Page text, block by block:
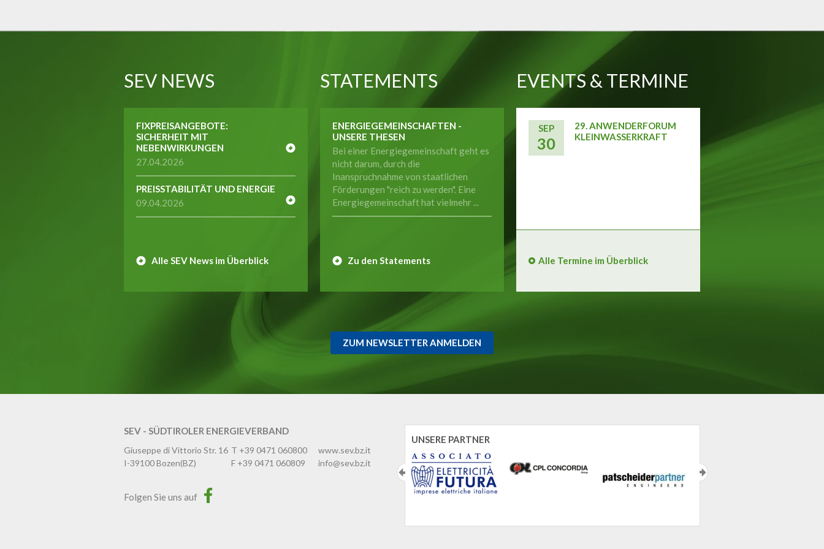
SEV NEWS
FIXPREISANGEBOTE:
SICHERHEIT MIT
NEBENWIRKUNGEN
27.04.2026
PREISSTABILITÄT UND ENERGIE
09.04.2026
Alle SEV News im Überblick
STATEMENTS
ENERGIEGEMEINSCHAFTEN -
UNSERE THESEN
Bei einer Energiegemeinschaft geht es
nicht darum, durch die
Inanspruchnahme von staatlichen
Förderungen "reich zu werden". Eine
Energiegemeinschaft hat vielmehr ...
Zu den Statements
EVENTS & TERMINE
SEP
30
29. ANWENDERFORUM
KLEINWASSERKRAFT
Alle Termine im Überblick
ZUM NEWSLETTER ANMELDEN
SEV - SÜDTIROLER ENERGIEVERBAND
Giuseppe di Vittorio Str. 16
I-39100Bozen(BZ)
T +39 0471 060800
F +39 0471 060809
www.sev.bz.it
info@sev.bz.it
Folgen Sie uns auf
UNSERE PARTNER